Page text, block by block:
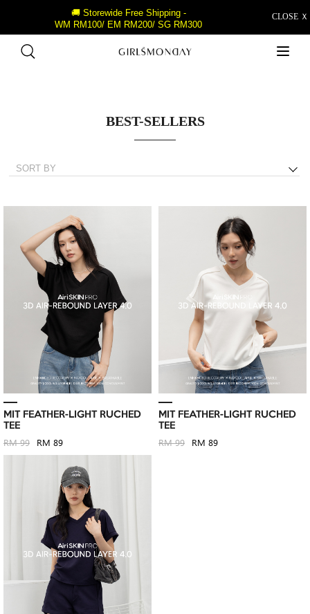
CLOSE Ｘ
🚚 Storewide Free Shipping -
WM RM100/ EM RM200/ SG RM300
BEST-SELLERS
MIT FEATHER-LIGHT RUCHED
TEE
RM 99 RM 89
MIT FEATHER-LIGHT RUCHED
TEE
RM 99 RM 89